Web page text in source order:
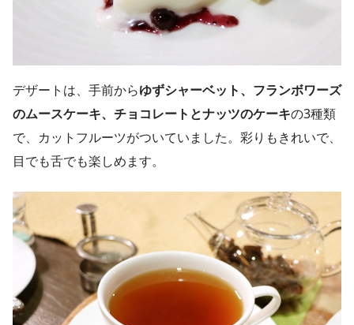
デザートは、手前からゆずシャーベット、フランボワーズ
のムースケーキ、チョコレートとナッツのケーキの3種類
で、カットフルーツがついていました。彩りもきれいで、
目でも舌でも楽しめます。